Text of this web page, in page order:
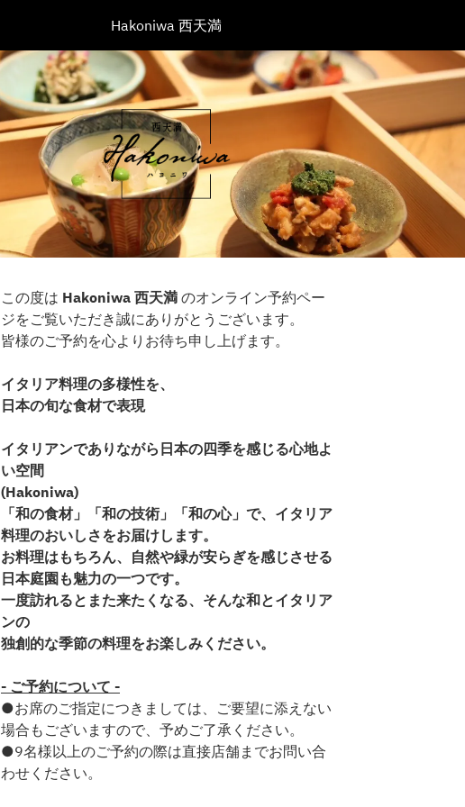
Hakoniwa 西天満
この度は Hakoniwa 西天満 のオンライン予約ペー
ジをご覧いただき誠にありがとうございます。
皆様のご予約を心よりお待ち申し上げます。
イタリア料理の多様性を、
日本の旬な食材で表現
イタリアンでありながら日本の四季を感じる心地よ
い空間
(Hakoniwa)
「和の食材」「和の技術」「和の心」で、イタリア
料理のおいしさをお届けします。
お料理はもちろん、自然や緑が安らぎを感じさせる
日本庭園も魅力の一つです。
一度訪れるとまた来たくなる、そんな和とイタリア
ンの
独創的な季節の料理をお楽しみください。
- ご予約について -
●お席のご指定につきましては、ご要望に添えない
場合もございますので、予めご了承ください。
●9名様以上のご予約の際は直接店舗までお問い合
わせください。